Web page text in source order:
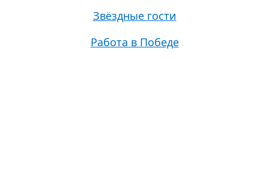
Звёздные гости
Работа в Победе